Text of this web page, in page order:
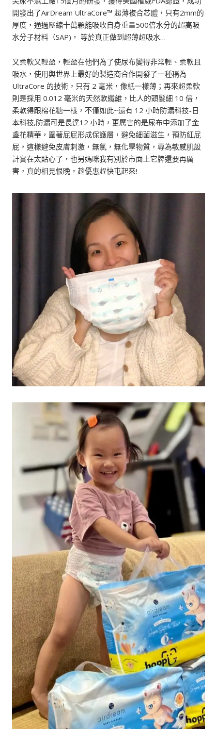
開發出了AirDream UltraCore™ 超薄複合芯體，只有2mm的
厚度，通過壓縮⼗萬顆能吸收⾃⾝重量500倍⽔分的超⾼吸
⽔分⼦材料（SAP)， 等於真正做到超薄超吸⽔…
又柔軟又輕盈，輕盈在他們為了使尿布變得非常輕、柔軟且
吸水，使用與世界上最好的製造商合作開發了一種稱為
UltraCore 的技術，只有 2 毫米，像紙一樣薄；再來超柔軟
則是採用 0.012 毫米的天然軟纖維，比人的頭髮細 10 倍，
柔軟得跟棉花糖一樣，不僅如此~還有 12 小時防漏科技-日
本科技,防漏可是長達12 小時，更厲害的是尿布中添加了⾦
盞花精華，圍著屁屁形成保護層，避免細菌滋⽣，預防紅屁
屁，這樣避免皮膚刺激，無氯，無化學物質，專為敏感肌設
計實在太貼心了，也另媽咪我有別於市面上它牌還要再厲
害，真的相見恨晚，趁優惠趕快屯起來!